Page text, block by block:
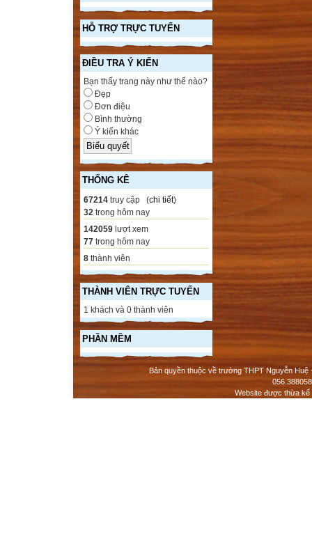
HỖ TRỢ TRỰC TUYẾN
ĐIỀU TRA Ý KIẾN
Bạn thấy trang này như thế nào?
Đẹp
Đơn điệu
Bình thường
Ý kiến khác
THỐNG KÊ
67214 truy cập (chi tiết)
32 trong hôm nay
142059 lượt xem
77 trong hôm nay
8 thành viên
THÀNH VIÊN TRỰC TUYẾN
1 khách và 0 thành viên
PHẦN MỀM
Bản quyền thuộc về trường THPT Nguyễn
Website được thừa